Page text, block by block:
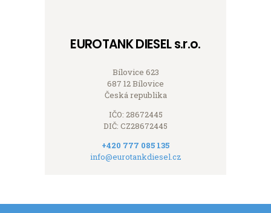
EUROTANK DIESEL s.r.o.
Bílovice 623
687 12 Bílovice
Česká republika
IČO: 28672445
DIČ: CZ28672445
+420 777 085 135
info@eurotankdiesel.cz